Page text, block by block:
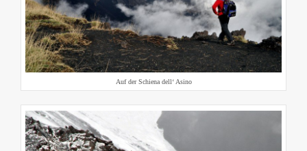
Auf der Schiena dell‘ Asino